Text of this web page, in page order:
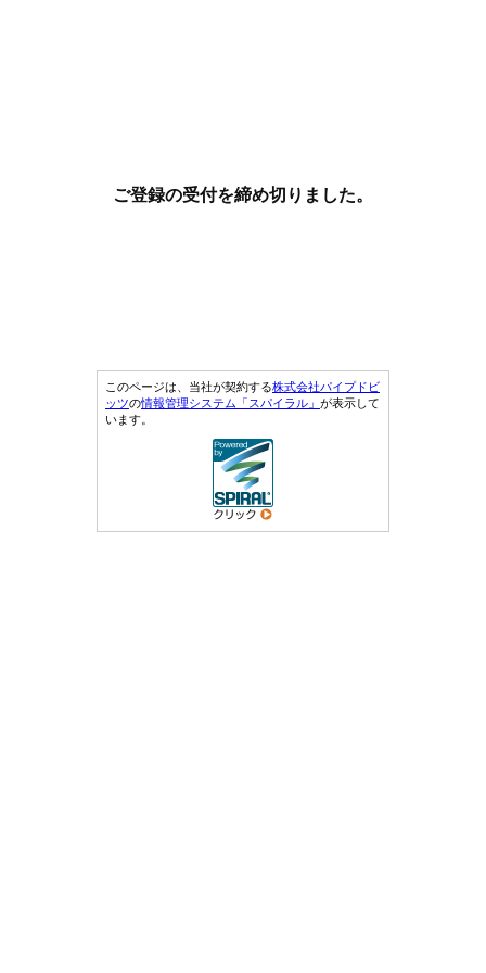
ご登録の受付を締め切りました。
このページは、当社が契約する株式会社パイプドビ
ッツの情報管理システム「スパイラル」 が表示して
います。